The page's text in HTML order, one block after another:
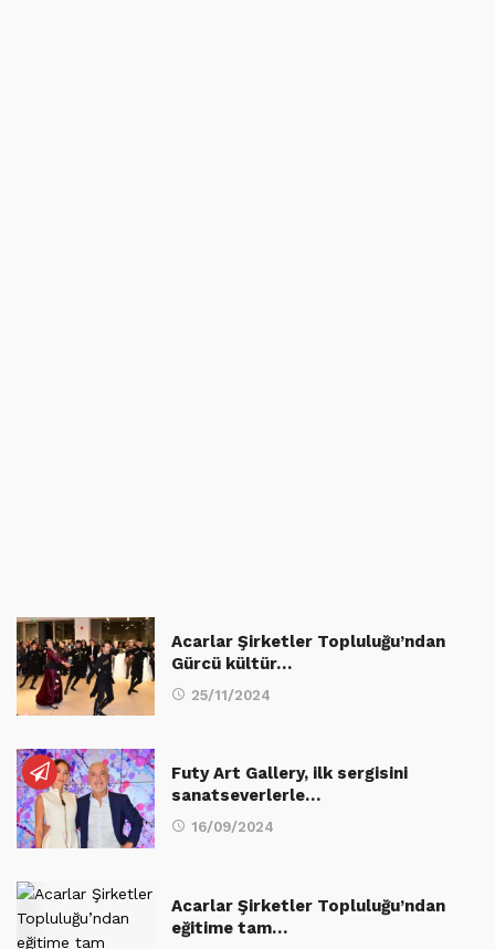
Acarlar Şirketler Topluluğu’ndan
Gürcü kültür…
25/11/2024
Futy Art Gallery, ilk sergisini
sanatseverlerle…
16/09/2024
Acarlar Şirketler Topluluğu’ndan
eğitime tam…